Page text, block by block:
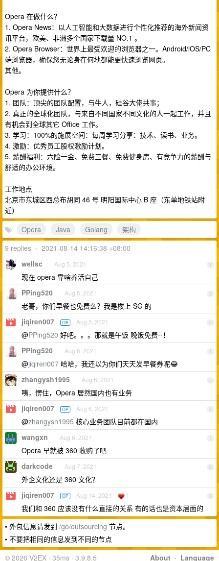
Opera 在做什么？
1. Opera News：以人工智能和大数据进行个性化推荐的海外新闻资
讯平台，欧美、非洲多个国家下载量 NO.1 。
2. Opera Browser：世界上最受欢迎的浏览器之一。Android/iOS/PC
端浏览器，确保您无论身在何地都能更快速浏览网页。
其他。
Opera 为你提供什么？
1. 团队：顶尖的团队配置，与牛人，硅谷大佬共事；
2. 真正的全球化团队，与来自不同国家不同文化的人一起工作，并且
有机会到全球其它 Office 工作。
3. 学习：100%的施展空间：每周学习分享：技术、读书、业务。
4. 激励：优秀员工股权激励计划。
5. 薪酬福利：六险一金、免费三餐、免费健身房、有竞争力的薪酬与
舒适的办公环境。
工作地点
北京市东城区西总布胡同 46 号 明阳国际中心 B 座（东单地铁站附
近）
Opera
Java Golang
架构
9 replies • 2021-08-14 14:16:38 +08:00
1
wellsc Aug 5, 2021
现在 opera 靠啥养活自己
2
PPing520 Aug 5, 2021
老哥，你们早餐也免费么？我是楼上 SG 的
3
jiqiren007 OP Aug 5, 2021
@PPing520 好吧。。。那就是午饭 晚饭免费--！
4
PPing520 Aug 6, 2021
@jiqiren007 哈哈，我还以为你们天天发早餐券呢😂
5
zhangysh1995 Aug 6, 2021
咦，愣住，Opera 居然国内也有业务
6
jiqiren007 OP Aug 6, 2021
@zhangysh1995 核心业务团队目前都在国内
7
wangxn Aug 6, 2021
Opera 早就被 360 收购了吧
8
darkcode Aug 7, 2021
外企文化还是 360 文化？
9
jiqiren007 OP Aug 14, 2021 1
我们和 360 应该没有什么直接的关系 有的话也是资本层面的
• 外包信息请发到 /go/outsourcing 节点。
• 不要把相同的信息发到不同的节点
About · Language
© 2026 V2EX · 35ms · 3.9.8.5